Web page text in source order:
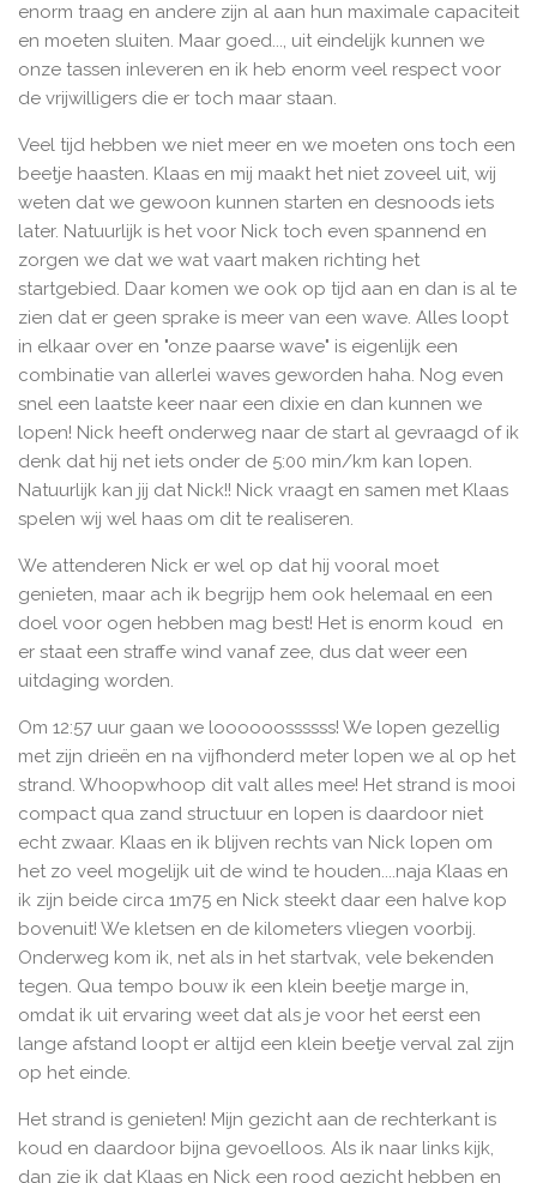
enorm traag en andere zijn al aan hun maximale capaciteit
en moeten sluiten. Maar goed..., uit eindelijk kunnen we
onze tassen inleveren en ik heb enorm veel respect voor
de vrijwilligers die er toch maar staan.
Veel tijd hebben we niet meer en we moeten ons toch een
beetje haasten. Klaas en mij maakt het niet zoveel uit, wij
weten dat we gewoon kunnen starten en desnoods iets
later. Natuurlijk is het voor Nick toch even spannend en
zorgen we dat we wat vaart maken richting het
startgebied. Daar komen we ook op tijd aan en dan is al te
zien dat er geen sprake is meer van een wave. Alles loopt
in elkaar over en "onze paarse wave" is eigenlijk een
combinatie van allerlei waves geworden haha. Nog even
snel een laatste keer naar een dixie en dan kunnen we
lopen! Nick heeft onderweg naar de start al gevraagd of ik
denk dat hij net iets onder de 5:00 min/km kan lopen.
Natuurlijk kan jij dat Nick!! Nick vraagt en samen met Klaas
spelen wij wel haas om dit te realiseren.
We attenderen Nick er wel op dat hij vooral moet
genieten, maar ach ik begrijp hem ook helemaal en een
doel voor ogen hebben mag best! Het is enorm koud en
er staat een straffe wind vanaf zee, dus dat weer een
uitdaging worden.
Om 12:57 uur gaan we loooooossssss! We lopen gezellig
met zijn drieën en na vijfhonderd meter lopen we al op het
strand. Whoopwhoop dit valt alles mee! Het strand is mooi
compact qua zand structuur en lopen is daardoor niet
echt zwaar. Klaas en ik blijven rechts van Nick lopen om
het zo veel mogelijk uit de wind te houden....naja Klaas en
ik zijn beide circa 1m75 en Nick steekt daar een halve kop
bovenuit! We kletsen en de kilometers vliegen voorbij.
Onderweg kom ik, net als in het startvak, vele bekenden
tegen. Qua tempo bouw ik een klein beetje marge in,
omdat ik uit ervaring weet dat als je voor het eerst een
lange afstand loopt er altijd een klein beetje verval zal zijn
op het einde.
Het strand is genieten! Mijn gezicht aan de rechterkant is
koud en daardoor bijna gevoelloos. Als ik naar links kijk,
dan zie ik dat Klaas en Nick een rood gezicht hebben en